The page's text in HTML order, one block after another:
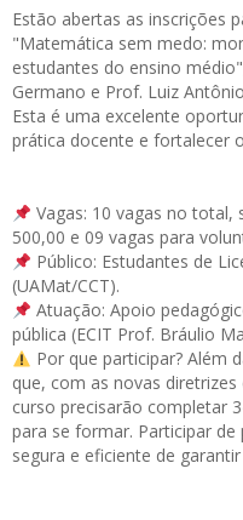
Estão abertas as inscrições
"Matemática sem medo:
estudantes do ensino
Germano e Prof. Luiz
Esta é uma excelente
prática docente e fortalecer
Vagas: 10 vagas no total,
500,00 e 09 vagas para
Público: Estudantes de
(UAMat/CCT).
Atuação: Apoio
pública (ECIT Prof. Bráulio
Por que participar? Além
que, com as novas
curso precisarão completar
para se formar. Participar
segura e eficiente de